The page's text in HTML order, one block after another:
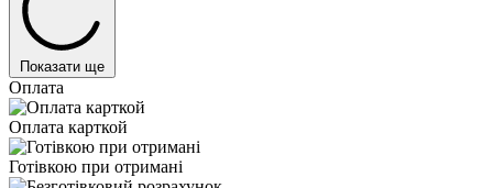
Показати ще
Оплата
Оплата карткой
Готівкою при отримані